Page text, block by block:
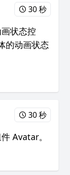
30 秒
状态控
的动画状态
30 秒
Avatar。